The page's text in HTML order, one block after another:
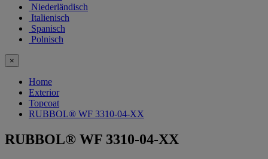
Niederländisch
Italienisch
Spanisch
Polnisch
×
Home
Exterior
Topcoat
RUBBOL® WF 3310-04-XX
RUBBOL® WF 3310-04-XX